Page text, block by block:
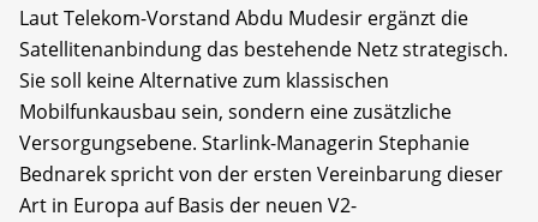
Laut Telekom-Vorstand Abdu Mudesir ergänzt die
Satellitenanbindung das bestehende Netz strategisch.
Sie soll keine Alternative zum klassischen
Mobilfunkausbau sein, sondern eine zusätzliche
Versorgungsebene. Starlink-Managerin Stephanie
Bednarek spricht von der ersten Vereinbarung dieser
Art in Europa auf Basis der neuen V2-